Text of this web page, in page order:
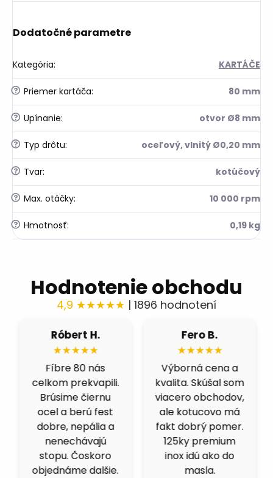
Dodatočné parametre
Kategória: KARTÁČE
? Priemer kartáča: 80 mm
? Upínanie: otvor Ø8 mm
? Typ drôtu: oceľový, vlnitý Ø0,20 mm
? Tvar: kotúčový
? Max. otáčky: 10 000 rpm
? Hmotnosť: 0,19 kg
Hodnotenie obchodu
4,9 ★★★★★ | 1896 hodnotení
Róbert H.
★★★★★
Fíbre 80 nás
celkom prekvapili.
Brúsime čiernu
ocel a berú fest
dobre, nepália a
nenechávajú
stopu. Čoskoro
objednáme dalšie.
Fero B.
★★★★★
Výborná cena a
kvalita. Skúšal som
viacero obchodov,
ale kotucovo má
fakt dobrý pomer.
125ky premium
inox idú ako do
masla.